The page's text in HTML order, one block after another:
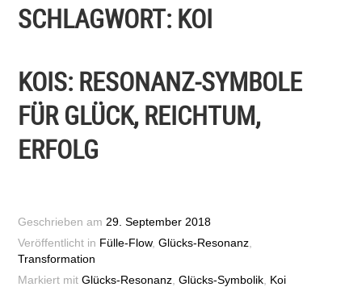
SCHLAGWORT: KOI
KOIS: RESONANZ-SYMBOLE
FÜR GLÜCK, REICHTUM,
ERFOLG
Geschrieben am 29. September 2018
Veröffentlicht in Fülle-Flow,Glücks-Resonanz
Transformation
Markiert mitGlücks-Resonanz ,Glücks-Symbolik
Koi